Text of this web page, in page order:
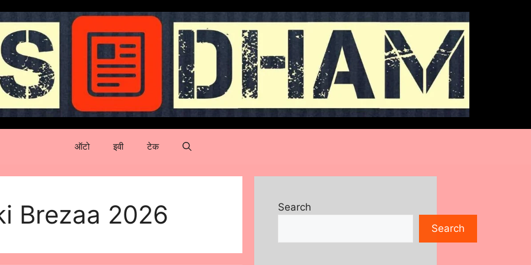
ऑटो इवी टेक
Brezaa 2026
Search
Search